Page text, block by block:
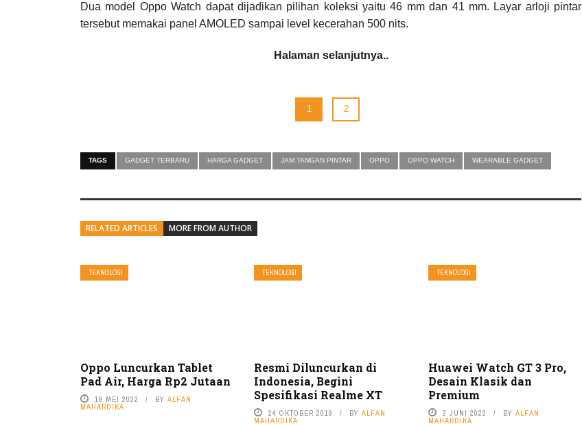
Dua model Oppo Watch dapat dijadikan pilihan koleksi yaitu 46 mm dan 41 mm. Layar arloji pintar
tersebut memakai panel AMOLED sampai level kecerahan 500 nits.
Halaman selanjutnya..
1 2
TAGS GADGET TERBARU HARGA GADGET JAM TANGAN PINTAR OPPO OPPO WATCH WEARABLE GADGET
RELATED ARTICLES MORE FROM AUTHOR
TEKNOLOGI
Oppo Luncurkan Tablet
Pad Air, Harga Rp2 Jutaan
19 MEI 2022 BY ALFAN
MAHARDIKA
TEKNOLOGI
Resmi Diluncurkan di
Indonesia, Begini
Spesifikasi Realme XT
24 OKTOBER 2019 BYALFAN
MAHARDIKA
TEKNOLOGI
Huawei Watch GT 3 Pro,
Desain Klasik dan
Premium
2 JUNI 2022 BY ALFAN
MAHARDIKA